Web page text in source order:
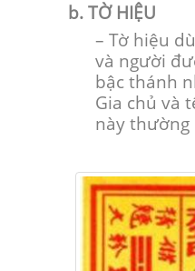
b. TỜ HIỆU
– Tờ hiệu
và người
bậc thánh
Gia chủ và
này thường